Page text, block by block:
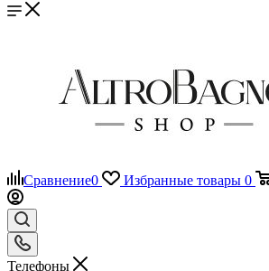
Сравнение0 Избранные товары 0
Телефоны